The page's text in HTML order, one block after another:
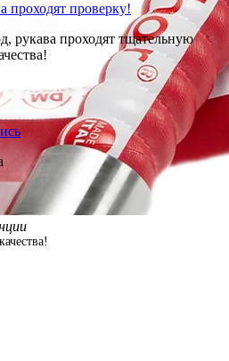
проходят проверку!
рукава проходят тщательную